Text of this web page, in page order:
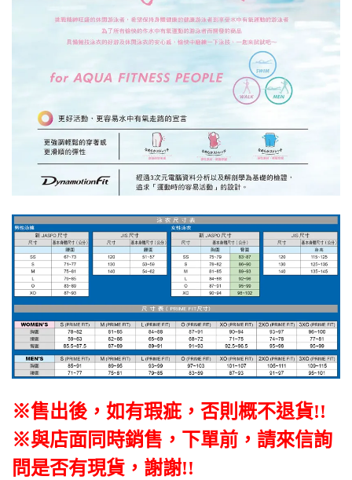
※售出後，如有瑕疵，否則概不退貨!!
※與店面同時銷售 ， 下單前 ， 請來信詢
問是否有現貨，謝謝!!